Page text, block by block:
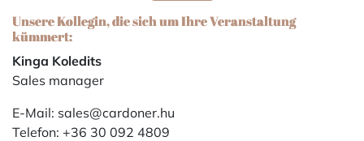
Unsere Kollegin, die sich um Ihre Veranstaltung
kümmert:
Kinga Koledits
Sales manager
E-Mail: sales@cardoner.hu
Telefon: +36 30 092 4809